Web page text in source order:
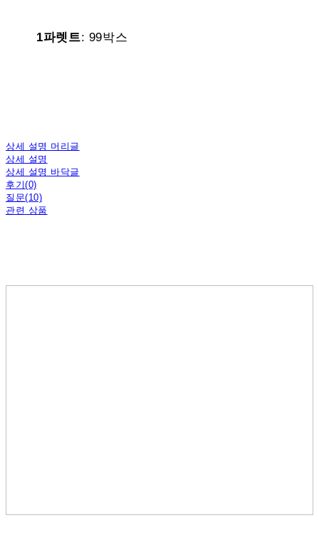
1파렛트: 99박스
상세 설명 머리글
상세 설명
상세 설명 바닥글
후기(0)
질문(10)
관련 상품